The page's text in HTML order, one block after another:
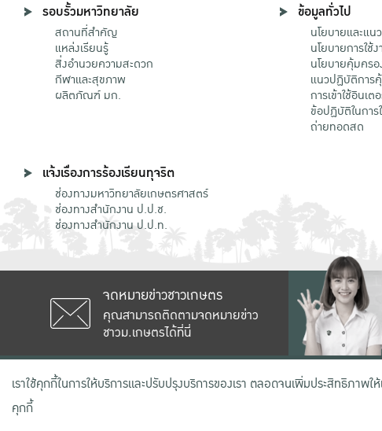
รอบรั้วมหาวิทยาลัย
สถานที่สำคัญ
แหล่งเรียนรู้
สิ่งอำนวยความสะดวก
กีฬาและสุขภาพ
ผลิตภัณฑ์ มก.
ข้อมูลทั่วไป
นโยบายและแ
นโยบายการใช้
นโยบายคุ้มคร
แนวปฏิบัติการ
การเข้าใช้อินเต
ข้อปฏิบัติในกา
ถ่ายทอดสด
แจ้งเรื่องการร้องเรียนทุจริต
ช่องทางมหาวิทยาลัยเกษตรศาสตร์
ช่องทางสำนักงาน ป.ป.ช.
ช่องทางสำนักงาน ป.ป.ท.
จดหมายข่าวชาวเกษตร
คุณสามารถติดตามจดหมายข่าว
ชาวม.เกษตรได้ที่นี่
เลขที่ 50 ถนนงามวงศ์วาน แขวงลาดยาว เขต
เราใช้คุกกี้ในการให้บริการและปรับปรุงบริการของเรา ตลอดจนเพิ่มประสิทธิภ
คุกกี้